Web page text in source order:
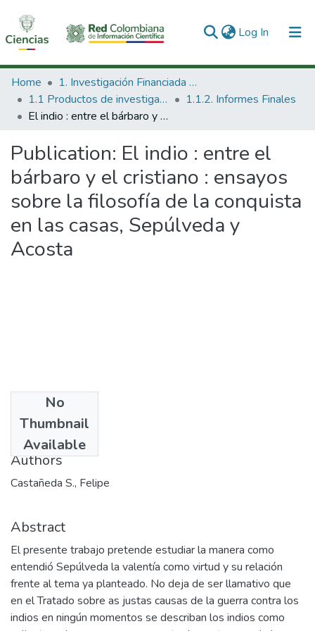
Log In (current)
Communities & Collections
All of DSpace
Home
1. Investigación Financiada con Recursos Públicos
1.1 Productos de investigación
1.1.2. Informes Finales
El indio : entre el bárbaro y el cristiano : ensayos sobre la filosofía de la conquista en las casas, Sepúlveda y Acosta
Publication: El indio : entre el
bárbaro y el cristiano : ensayos
sobre la filosofía de la conquista
en las casas, Sepúlveda y
Acosta
No
Thumbnail
Available
2001
Authors
Castañeda S., Felipe
Abstract
El presente trabajo pretende estudiar la manera como
entendió Sepúlveda la valentía como virtud y su relación
frente al tema ya planteado. No deja de ser llamativo que
en el Tratado sobre as justas causas de la guerra contra los
indios en ningún momentos se describan los indios como